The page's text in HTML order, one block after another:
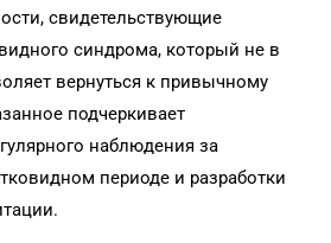
свидетельствующие
синдрома, который не в
вернуться к привычному
подчеркивает
наблюдения за
периоде и разработки